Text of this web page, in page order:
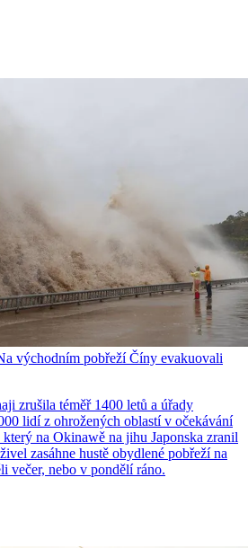
východním pobřeží Číny evakuovali
zrušila téměř 1400 letů a úřady
lidí z ohrožených oblastí v očekávání
na Okinawě na jihu Japonska zranil
zasáhne hustě obydlené pobřeží na
večer, nebo v pondělí ráno.